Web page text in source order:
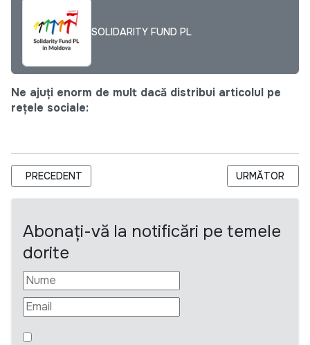
SOLIDARITY FUND PL
Ne ajuți enorm de mult dacă distribui articolul pe
rețele sociale:
ARTICOL PRECEDENT: LID MOLDOVA SOLICITĂ OFERTE DE
PRECEDENT ARTICOLUL
URMĂTOR
Abonați-vă la notificări pe temele
dorite